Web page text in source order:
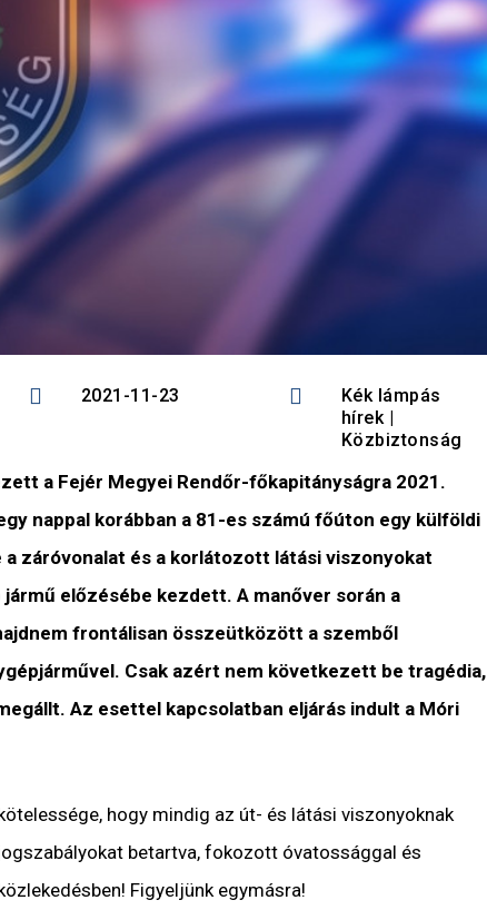
 2021-11-23 
Kék lámpás
hírek|
Közbiztonság
a Fejér Megyei Rendőr-főkapitányságra 2021.
nappal korábban a 81-es számú főúton egy külföldi
záróvonalat és a korlátozott látási viszonyokat
előzésébe kezdett. A manőver során a
frontálisan összeütközött a szemből
Csak azért nem következett be tragédia,
Az esettel kapcsolatban eljárás indult a Móri
hogy mindig az út- és látási viszonyoknak
betartva, fokozott óvatossággal és
Figyeljünk egymásra!